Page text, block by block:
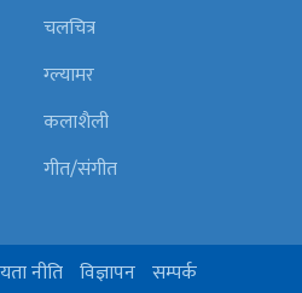
चलचित्र
ग्ल्यामर
कलाशैली
गीत/संगीत
नीति विज्ञापन सम्पर्क